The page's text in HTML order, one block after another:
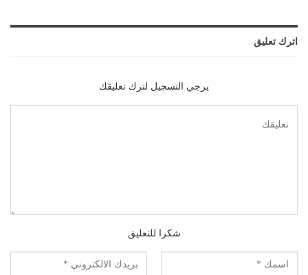
اترك تعليق
يرجي التسجيل لترك تعليقك
شكرا للتعليق